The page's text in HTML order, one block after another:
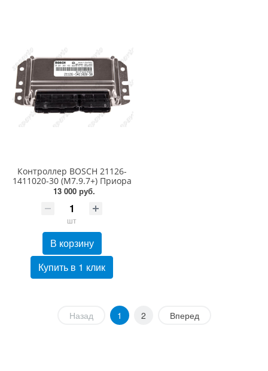
Контроллер BOSCH 21126-
1411020-30 (М7.9.7+) Приора
13 000 руб.
шт
В корзину
Купить в 1 клик
Назад 1 2 Вперед